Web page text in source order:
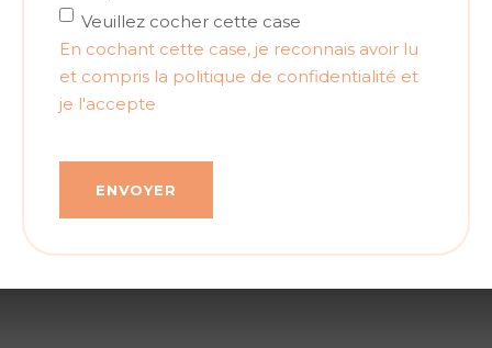
Veuillez cocher cette case
En cochant cette case, je reconnais avoir lu
et compris la politique de confidentialité et
je l'accepte
ENVOYER